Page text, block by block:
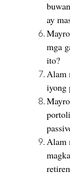
ay
mga
ito?
Alam
iyong
Alam